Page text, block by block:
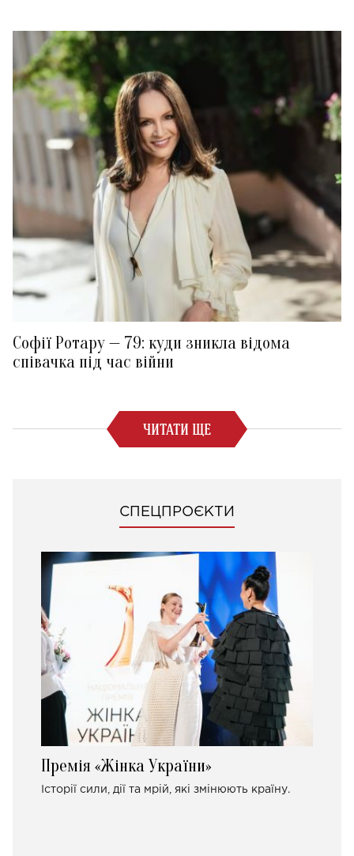
Софії Ротару — 79: куди зникла відома
співачка під час війни
ЧИТАТИ ЩЕ
СПЕЦПРОЄКТИ
Премія «Жінка України»
Історії сили, дії та мрій, які змінюють країну.